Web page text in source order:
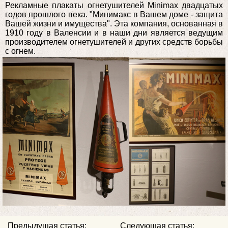
Рекламные плакаты огнетушителей Minimax двадцатых
годов прошлого века. "Минимакс в Вашем доме - защита
Вашей жизни и имущества". Эта компания, основанная в
1910 году в Валенсии и в наши дни является ведущим
производителем огнетушителей и других средств борьбы
с огнем.
Следующая статья:
Предыдущая статья: